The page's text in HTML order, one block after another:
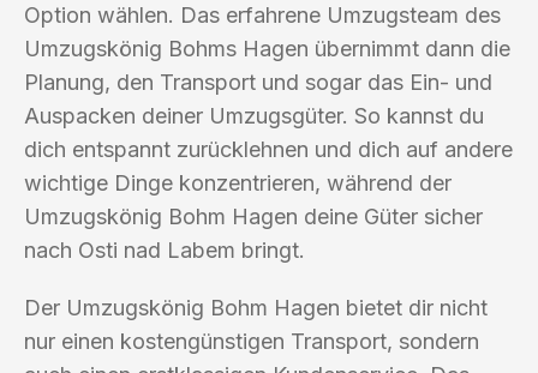
Option wählen. Das erfahrene Umzugsteam des
Umzugskönig Bohms Hagen übernimmt dann die
Planung, den Transport und sogar das Ein- und
Auspacken deiner Umzugsgüter. So kannst du
dich entspannt zurücklehnen und dich auf andere
wichtige Dinge konzentrieren, während der
Umzugskönig Bohm Hagen deine Güter sicher
nach Osti nad Labem bringt.
Der Umzugskönig Bohm Hagen bietet dir nicht
nur einen kostengünstigen Transport, sondern